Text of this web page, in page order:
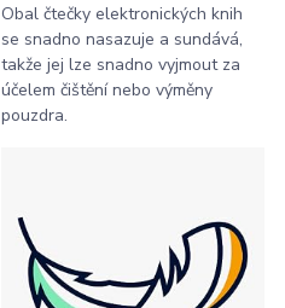
Obal čtečky elektronických knih
se snadno nasazuje a sundává,
takže jej lze snadno vyjmout za
účelem čištění nebo výměny
pouzdra.